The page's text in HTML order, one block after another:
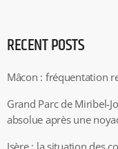
RECENT POSTS
Mâcon : fréquentation
Grand Parc de Miribel-
absolue après une